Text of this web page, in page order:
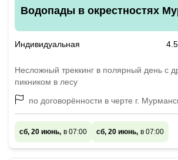
Водопады в окрестностях
Индивидуальная
Несложный треккинг в полярный день с
пикником в лесу
по договорённости в черте г.
сб, 20 июнь, в 07:00 сб, 20 июнь, в 07:00